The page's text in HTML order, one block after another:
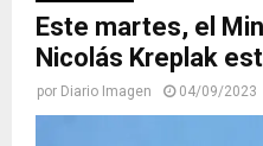
Este martes, el
Nicolás Kreplak
por Diario Imagen 04/09/2023